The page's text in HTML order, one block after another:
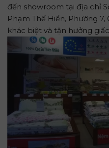
đến showroom tại địa chỉ
Phạm Thế Hiển, Phường
khác biệt và tận hưởng